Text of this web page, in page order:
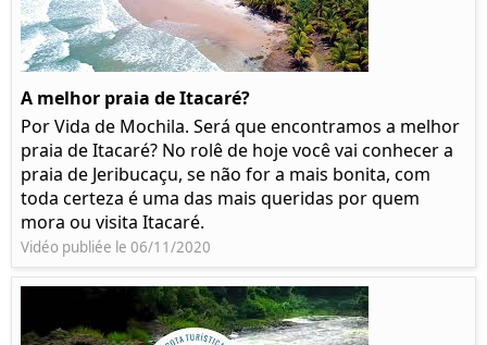
A melhor praia de Itacaré?
Por Vida de Mochila. Será que encontramos a melhor
praia de Itacaré? No rolê de hoje você vai conhecer a
praia de Jeribucaçu, se não for a mais bonita, com
toda certeza é uma das mais queridas por quem
mora ou visita Itacaré.
Vidéo publiée le 06/11/2020